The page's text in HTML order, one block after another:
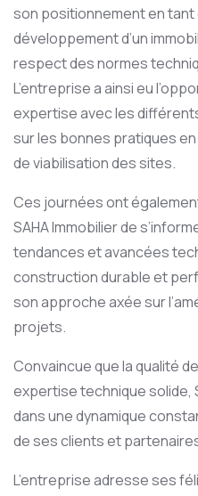
son positionnement en tant
développement d’un
respect des normes
L’entreprise a ainsi eu
expertise avec les
sur les bonnes pratiques
de viabilisation des sites.
Ces journées ont
SAHA Immobilier de
tendances et avancées
construction durable et
son approche axée sur
projets.
Convaincue que la qualité
expertise technique solide,
dans une dynamique
de ses clients et
L’entreprise adresse ses